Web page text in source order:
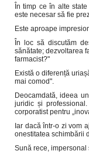
În timp ce în alte
este necesar să fie
Este aproape
În loc să discutăm
sănătate; dezvoltarea
farmacist?"
Există o diferență
mai comod".
Deocamdată, ideea
juridic și
corporatist pentru
Iar dacă într-o zi vom
onestitatea schimbării
Sună rece, impersonal